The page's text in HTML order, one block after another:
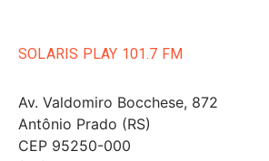
SOLARIS PLAY 101.7 FM
Av. Valdomiro Bocchese, 872
Antônio Prado (RS)
CEP 95250-000